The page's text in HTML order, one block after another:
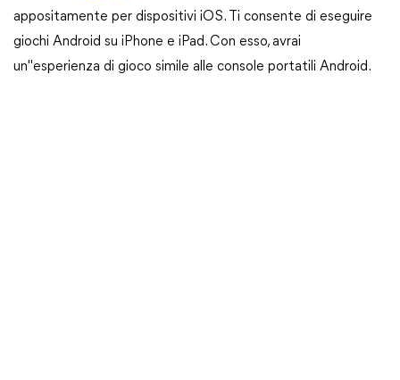
appositamente per dispositivi iOS. Ti consente di eseguire
giochi Android su iPhone e iPad. Con esso, avrai
un"esperienza di gioco simile alle console portatili Android.